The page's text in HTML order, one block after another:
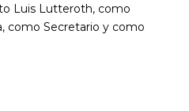
Luis Lutteroth, como
como Secretario y como